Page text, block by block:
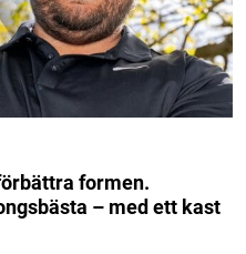
formen.
– med ett kast